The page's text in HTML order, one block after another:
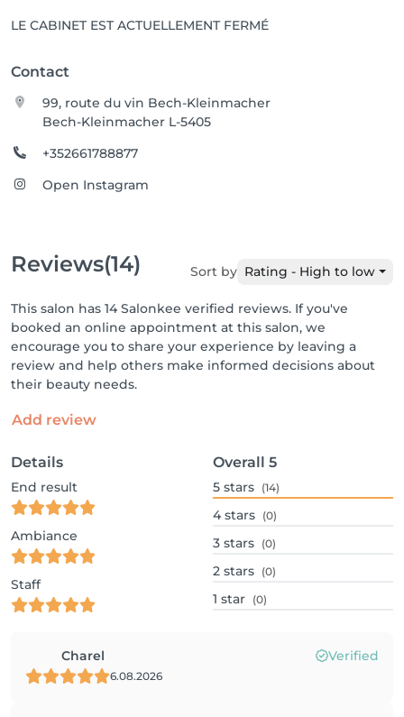
LE CABINET EST ACTUELLEMENT FERMÉ
Contact
99, route du vin Bech-Kleinmacher
Bech-Kleinmacher L-5405
+352661788877
Open Instagram
Reviews(14) Sort by Rating - High to low
This salon has 14 Salonkee verified reviews. If you've
booked an online appointment at this salon, we
encourage you to share your experience by leaving a
review and help others make informed decisions about
their beauty needs.
Add review
Details
End result
Ambiance
Staff
Overall 5
5 stars (14)
4 stars (0)
3 stars (0)
2 stars (0)
1 star (0)
Charel Verified
6.08.2026